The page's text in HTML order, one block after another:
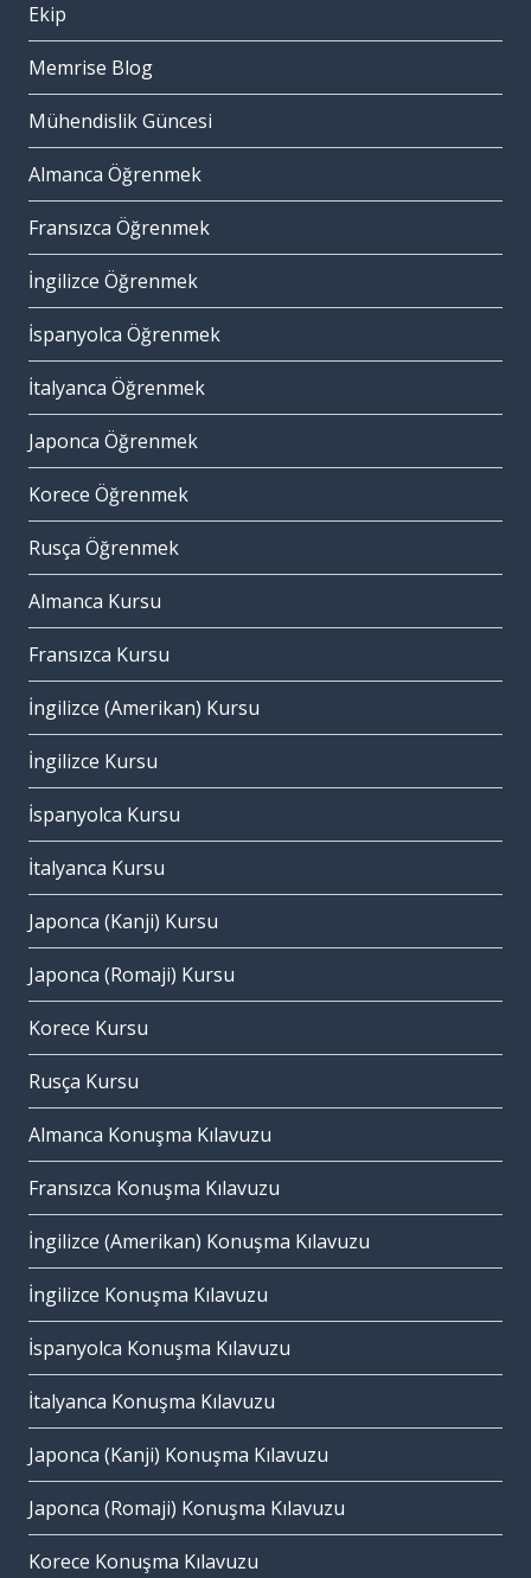
Ekip
Memrise Blog
Mühendislik Güncesi
Almanca Öğrenmek
Fransızca Öğrenmek
İngilizce Öğrenmek
İspanyolca Öğrenmek
İtalyanca Öğrenmek
Japonca Öğrenmek
Korece Öğrenmek
Rusça Öğrenmek
Almanca Kursu
Fransızca Kursu
İngilizce (Amerikan) Kursu
İngilizce Kursu
İspanyolca Kursu
İtalyanca Kursu
Japonca (Kanji) Kursu
Japonca (Romaji) Kursu
Korece Kursu
Rusça Kursu
Almanca Konuşma Kılavuzu
Fransızca Konuşma Kılavuzu
İngilizce (Amerikan) Konuşma Kılavuzu
İngilizce Konuşma Kılavuzu
İspanyolca Konuşma Kılavuzu
İtalyanca Konuşma Kılavuzu
Japonca (Kanji) Konuşma Kılavuzu
Japonca (Romaji) Konuşma Kılavuzu
Korece Konuşma Kılavuzu